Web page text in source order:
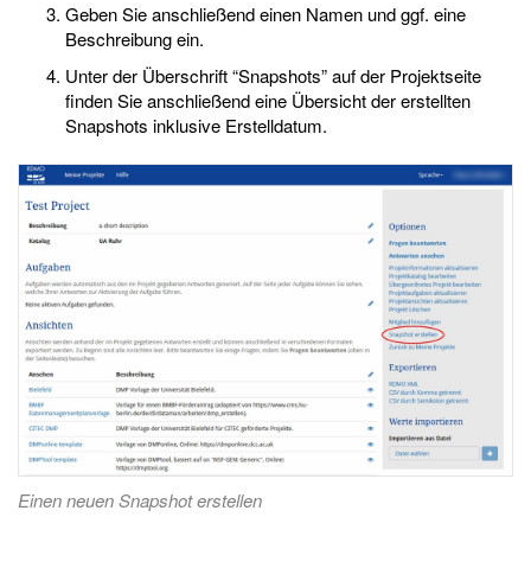
Geben Sie anschließend einen Namen und ggf. eine
Beschreibung ein.
Unter der Überschrift “Snapshots” auf der Projektseite
finden Sie anschließend eine Übersicht der erstellten
Snapshots inklusive Erstelldatum.
Einen neuen Snapshot erstellen